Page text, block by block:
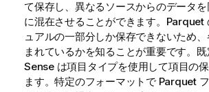
て保存し、異なるソースからのデータ
に混在させることができます。Parquet
ュアルの一部分しか保存できないため
まれているかを知ることが重要です。既
Senseは項目タイプを使用して項目の
ます。特定のフォーマットで Parquet